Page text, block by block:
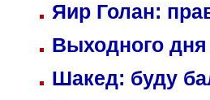
Яир Голан:
Выходного
Шакед: буду